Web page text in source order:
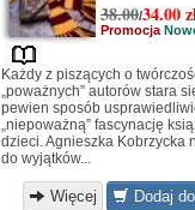
38.00/34.00
Promocja
Każdy z piszących o
„poważnych” autorów stara
pewien sposób
„niepoważną” fascynację
dzieci. Agnieszka Kobrzycka
do wyjątków...
Więcej Dodaj